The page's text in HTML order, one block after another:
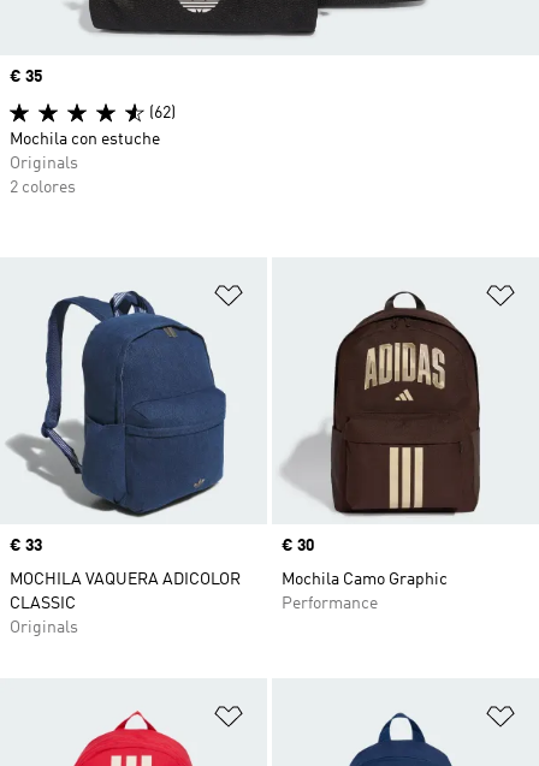
Añadir a la lista de deseos
Precio
€ 33
MOCHILA VAQUERA ADICOLOR
CLASSIC
Originals
Precio
€ 30
Mochila Camo Graphic
Performance
Añadir a la lista de deseos
Precio
€ 35
(62)
Mochila con estuche
Originals
2 colores